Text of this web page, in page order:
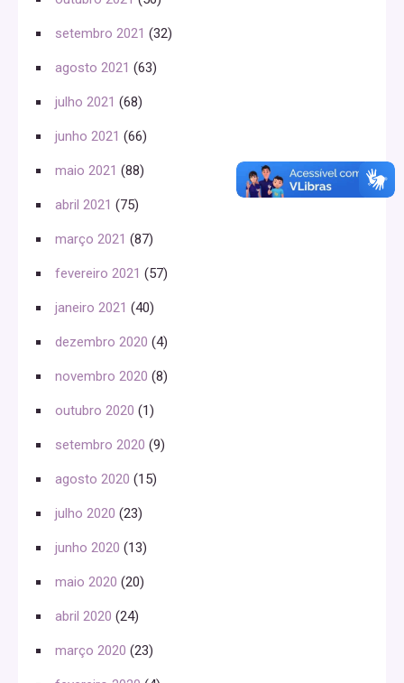
setembro 2021 (32)
agosto 2021 (63)
julho 2021 (68)
junho 2021 (66)
maio 2021 (88)
abril 2021 (75)
março 2021 (87)
fevereiro 2021 (57)
janeiro 2021 (40)
dezembro 2020 (4)
novembro 2020 (8)
outubro 2020 (1)
setembro 2020 (9)
agosto 2020 (15)
julho 2020 (23)
junho 2020 (13)
maio 2020 (20)
abril 2020 (24)
março 2020 (23)